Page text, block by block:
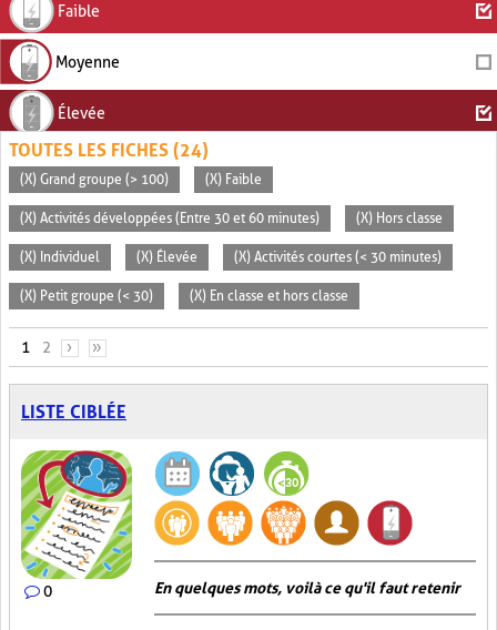
Faible
Moyenne
Élevée
TOUTES LES FICHES (24)
(X) Grand groupe (> 100) (X) Faible
(X) Activités développées (Entre 30 et 60 minutes) (X) Hors classe
(X) Individuel (X) Élevée (X) Activités courtes (< 30 minutes)
(X) Petit groupe (< 30) (X) En classe et hors classe
PAGES
1 2 › »
LISTE CIBLÉE
0 En quelques mots, voilà ce qu'il faut retenir